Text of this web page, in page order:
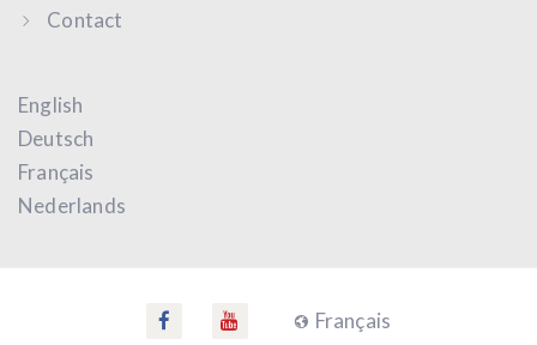
Contact
English
Deutsch
Français
Nederlands
Français